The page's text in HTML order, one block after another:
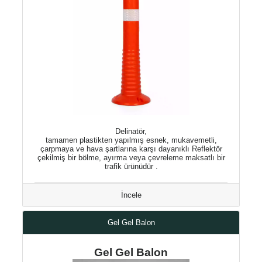
Delinatör,
tamamen plastikten yapılmış esnek, mukavemetli,
çarpmaya ve hava şartlarına karşı dayanıklı Reflektör
çekilmiş bir bölme, ayırma veya çevreleme maksatlı bir
trafik ürünüdür .
İncele
Gel Gel Balon
Gel Gel Balon